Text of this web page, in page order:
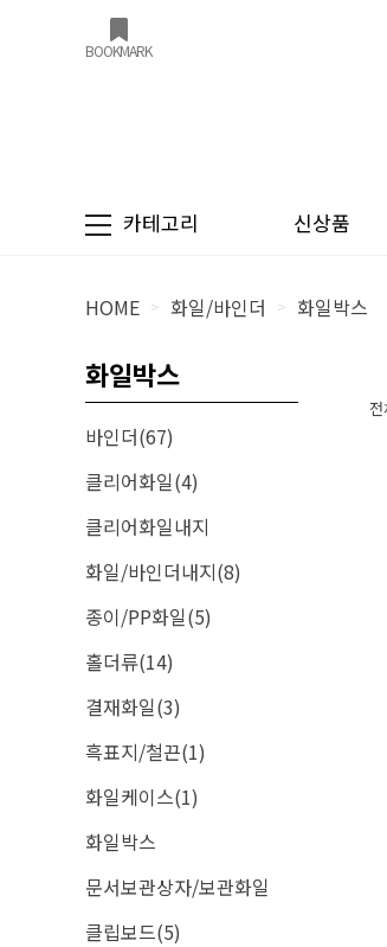
BOOKMARK
카테고리 신상품
HOME > 화일/바인더 > 화일박스
화일박스
바인더(67)
클리어화일(4)
클리어화일내지
화일/바인더내지(8)
종이/PP화일(5)
홀더류(14)
결재화일(3)
흑표지/철끈(1)
화일케이스(1)
화일박스
문서보관상자/보관화일
클립보드(5)